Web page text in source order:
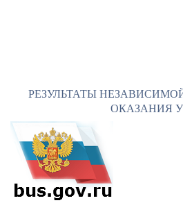
РЕЗУЛЬТАТЫ
ОКАЗАНИЯ